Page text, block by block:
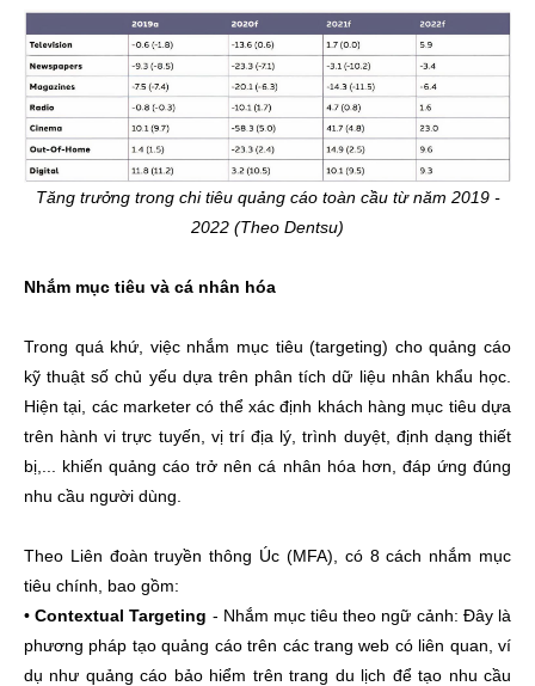
Tăng trưởng trong chi tiêu quảng cáo toàn cầu từ năm 2019 -
2022 (Theo Dentsu)
Nhắm mục tiêu và cá nhân hóa
Trong quá khứ, việc nhắm mục tiêu (targeting) cho quảng cáo
kỹ thuật số chủ yếu dựa trên phân tích dữ liệu nhân khẩu học.
Hiện tại, các marketer có thể xác định khách hàng mục tiêu dựa
trên hành vi trực tuyến, vị trí địa lý, trình duyệt, định dạng thiết
bị,... khiến quảng cáo trở nên cá nhân hóa hơn, đáp ứng đúng
nhu cầu người dùng.
Theo Liên đoàn truyền thông Úc (MFA), có 8 cách nhắm mục
tiêu chính, bao gồm:
•Contextual Targeting - Nhắm mục tiêu theo ngữ cảnh: Đây là
phương pháp tạo quảng cáo trên các trang web có liên quan, ví
dụ như quảng cáo bảo hiểm trên trang du lịch để tạo nhu cầu